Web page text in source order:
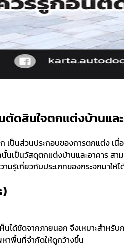
ดสินใจตกแต่งบ้านและ
เป็นส่วนประกอบของการตกแต่ง เ
เป็นวัสดุตกแต่งบ้านและอาคาร สา
รู้เกี่ยวกับประเภทของกระจกมาให้
นได้ชัดจากภายนอก จึงเหมาะสำหรั
าพื้นที่จำกัดให้ดูกว้างขึ้น